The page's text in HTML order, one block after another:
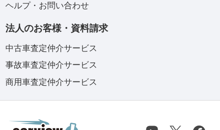
ヘルプ・お問い合わせ
法人のお客様・資料請求
中古車査定仲介サービス
事故車査定仲介サービス
商用車査定仲介サービス